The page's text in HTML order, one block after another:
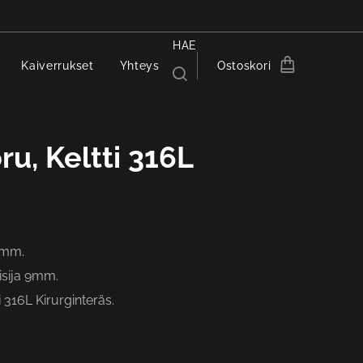
Kaiverrukset Yhteys
HAE
Ostoskori
Keltti 316L
9mm.
316L Kirurginteräs.